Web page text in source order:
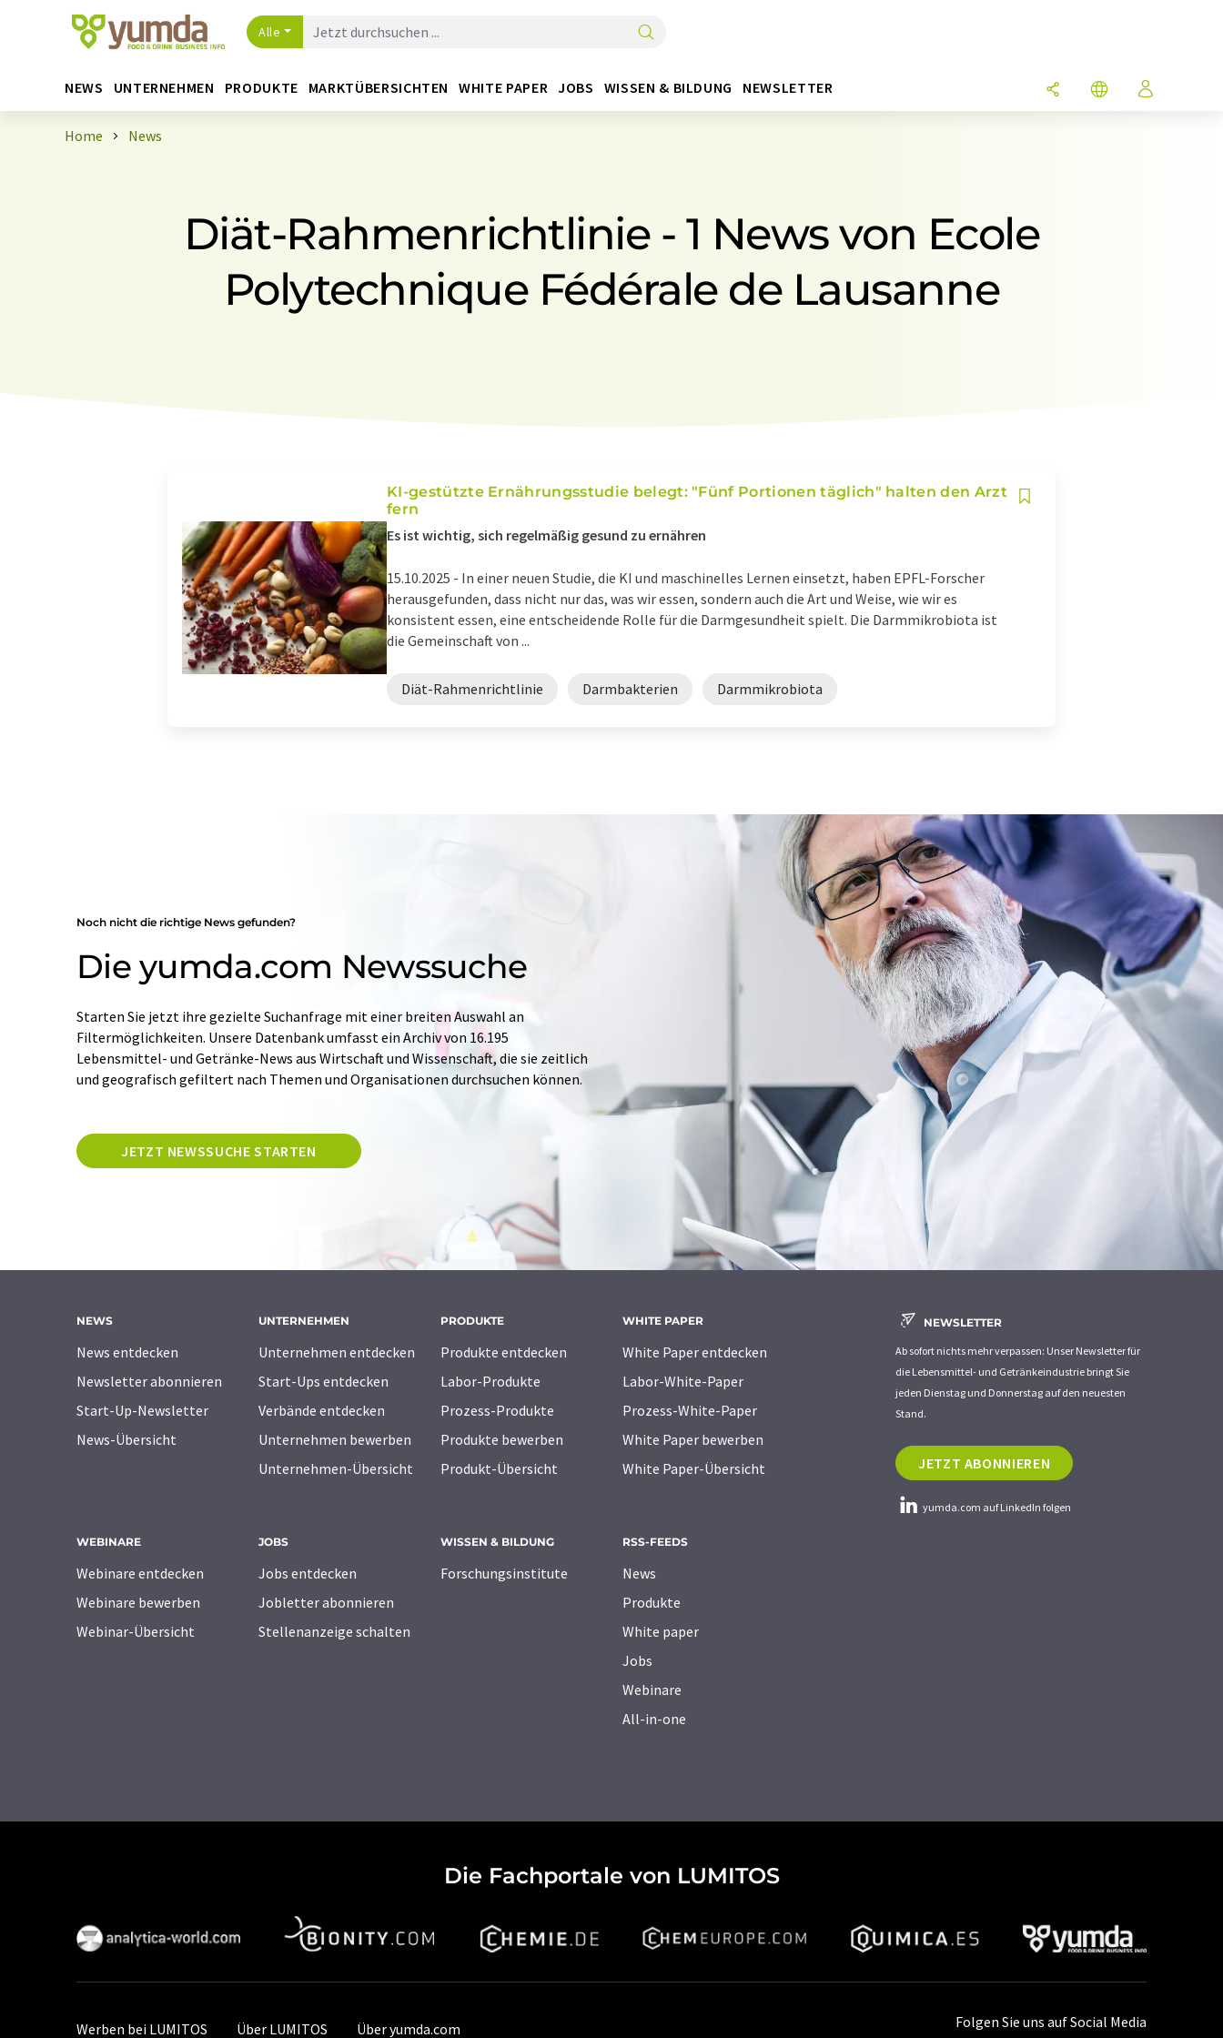
Alle
NEWS UNTERNEHMEN PRODUKTE MARKTÜBERSICHTEN WHITE PAPER JOBS WISSEN & BILDUNG NEWSLETTER
Home News
Diät-Rahmenrichtlinie - 1 News von Ecole
Polytechnique Fédérale de Lausanne
KI-gestützte Ernährungsstudie belegt: "Fünf Portionen täglich" halten den Arzt
fern
Es ist wichtig, sich regelmäßig gesund zu ernähren
15.10.2025 - In einer neuen Studie, die KI und maschinelles Lernen einsetzt, haben EPFL-Forscher
herausgefunden, dass nicht nur das, was wir essen, sondern auch die Art und Weise, wie wir es
konsistent essen, eine entscheidende Rolle für die Darmgesundheit spielt. Die Darmmikrobiota ist
die Gemeinschaft von ...
Diät-Rahmenrichtlinie Darmbakterien Darmmikrobiota
Noch nicht die richtige News gefunden?
Die yumda.com Newssuche
Starten Sie jetzt ihre gezielte Suchanfrage mit einer breiten Auswahl an
Filtermöglichkeiten. Unsere Datenbank umfasst ein Archiv von 16.195
Lebensmittel- und Getränke-News aus Wirtschaft und Wissenschaft, die sie zeitlich
und geografisch gefiltert nach Themen und Organisationen durchsuchen können.
JETZT NEWSSUCHE STARTEN
NEWS
News entdecken
Newsletter abonnieren
Start-Up-Newsletter
News-Übersicht
UNTERNEHMEN
Unternehmen entdecken
Start-Ups entdecken
Verbände entdecken
Unternehmen bewerben
Unternehmen-Übersicht
PRODUKTE
Produkte entdecken
Labor-Produkte
Prozess-Produkte
Produkte bewerben
Produkt-Übersicht
WHITE PAPER
White Paper entdecken
Labor-White-Paper
Prozess-White-Paper
White Paper bewerben
White Paper-Übersicht
WEBINARE
Webinare entdecken
Webinare bewerben
Webinar-Übersicht
JOBS
Jobs entdecken
Jobletter abonnieren
Stellenanzeige schalten
WISSEN & BILDUNG
Forschungsinstitute
RSS-FEEDS
News
Produkte
White paper
Jobs
Webinare
All-in-one
NEWSLETTER
Ab sofort nichts mehr verpassen: Unser Newsletter für
die Lebensmittel- und Getränkeindustrie bringt Sie
jeden Dienstag und Donnerstag auf den neuesten
Stand.
JETZT ABONNIEREN
yumda.com auf LinkedIn folgen
Die Fachportale von LUMITOS
Werben bei LUMITOS Über LUMITOS Über yumda.com Folgen Sie uns auf Social Media